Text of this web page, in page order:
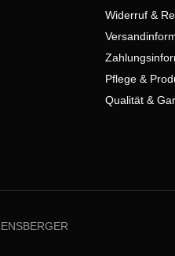
Widerruf &
Pflege &
Qualität &